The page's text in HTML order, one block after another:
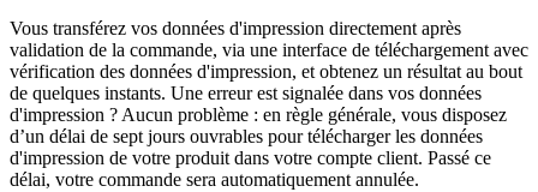
Vous transférez vos données d'impression directement après
validation de la commande, via une interface de téléchargement avec
vérification des données d'impression, et obtenez un résultat au bout
de quelques instants. Une erreur est signalée dans vos données
d'impression ? Aucun problème : en règle générale, vous disposez
d’un délai de sept jours ouvrables pour télécharger les données
d'impression de votre produit dans votre compte client. Passé ce
délai, votre commande sera automatiquement annulée.